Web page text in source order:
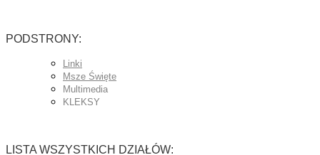
PODSTRONY:
Linki
Msze Święte
Multimedia
KLEKSY
LISTA WSZYSTKICH DZIAŁÓW: